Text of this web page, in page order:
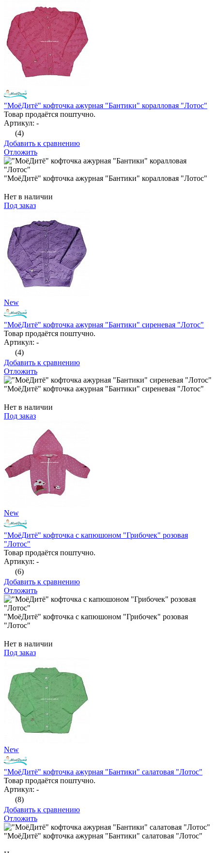
"МоёДитё" кофточка ажурная "Бантики" коралловая "Лотос"
Товар продаётся поштучно.
Артикул: -
(4)
Добавить к сравнению
Отложить
"МоёДитё" кофточка ажурная "Бантики" коралловая "Лотос"
Нет в наличии
Под заказ
New
"МоёДитё" кофточка ажурная "Бантики" сиреневая "Лотос"
Товар продаётся поштучно.
Артикул: -
(4)
Добавить к сравнению
Отложить
"МоёДитё" кофточка ажурная "Бантики" сиреневая "Лотос"
Нет в наличии
Под заказ
New
"МоёДитё" кофточка с капюшоном "Грибочек" розовая
"Лотос"
Товар продаётся поштучно.
Артикул: -
(6)
Добавить к сравнению
Отложить
"МоёДитё" кофточка с капюшоном "Грибочек" розовая
"Лотос"
Нет в наличии
Под заказ
New
"МоёДитё" кофточка ажурная "Бантики" салатовая "Лотос"
Товар продаётся поштучно.
Артикул: -
(8)
Добавить к сравнению
Отложить
"МоёДитё" кофточка ажурная "Бантики" салатовая "Лотос"